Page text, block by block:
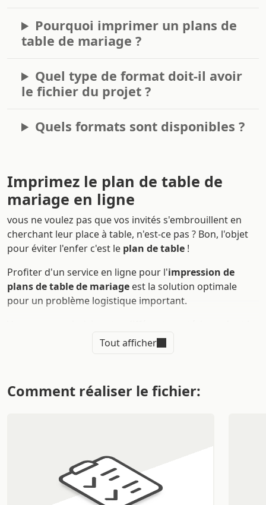
Pourquoi imprimer un plans de
table de mariage ?
Quel type de format doit-il avoir
le fichier du projet ?
Quels formats sont disponibles ?
Imprimez le plan de table de
mariage en ligne
vous ne voulez pas que vos invités s'embrouillent en
cherchant leur place à table, n'est-ce pas ? Bon, l'objet
pour éviter l'enfer c'est le plan de table !
Profiter d'un service en ligne pour l'impression de
plans de table de mariage est la solution optimale
pour un problème logistique important.
bois, différents formats et la possibilité d'avoir la forme
qu'en ligne que vous pouvez bénéficier du soutien total
Quels sont les avantages de
l'impression de plans de table de
Tout afficher
Comment réaliser le fichier: